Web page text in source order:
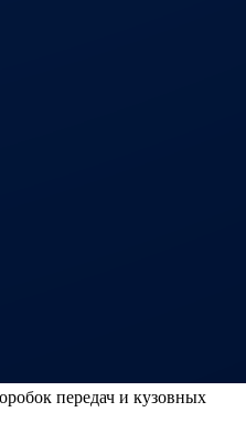
передач и кузовных